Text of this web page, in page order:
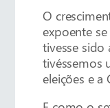
O
expoente
tivesse sido
tivéssemos
eleições e